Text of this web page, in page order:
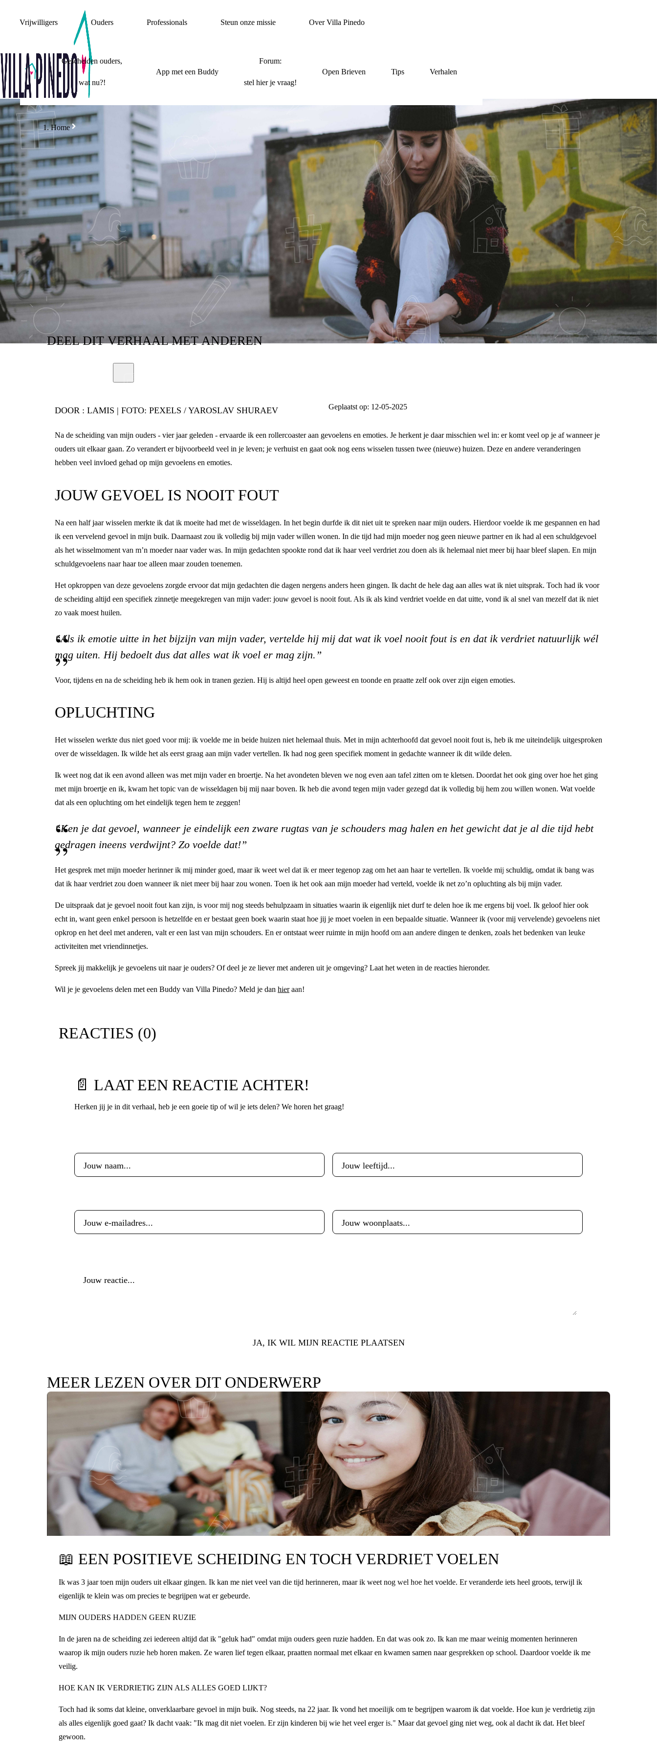
Vrijwilligers Ouders Professionals Steun onze missie Over Villa Pinedo
Gescheiden ouders,
wat nu?!
App met een Buddy
Forum:
stel hier je vraag!
Open Brieven Tips Verhalen
Home
MIJN OUDERS MIJN WOONSITUATIE
HOE THUIS PRATEN OVER GEVOELENS EEN POSITIEF
EFFECT HAD
DEELDIT VERHAALMET ANDEREN
DOOR : LAMIS | FOTO: PEXELS / YAROSLAV SHURAEV Geplaatst op: 12-05-2025
Na de scheiding van mijn ouders - vier jaar geleden - ervaarde ik een rollercoaster aan gevoelens en emoties. Je herkent je daar misschien wel in: er komt veel op je af wanneer je
ouders uit elkaar gaan. Zo verandert er bijvoorbeeld veel in je leven; je verhuist en gaat ook nog eens wisselen tussen twee (nieuwe) huizen. Deze en andere veranderingen
hebben veel invloed gehad op mijn gevoelens en emoties.
JOUW GEVOEL IS NOOIT FOUT
Na een half jaar wisselen merkte ik dat ik moeite had met de wisseldagen. In het begin durfde ik dit niet uit te spreken naar mijn ouders. Hierdoor voelde ik me gespannen en had
ik een vervelend gevoel in mijn buik. Daarnaast zou ik volledig bij mijn vader willen wonen. In die tijd had mijn moeder nog geen nieuwe partner en ik had al een schuldgevoel
als het wisselmoment van m’n moeder naar vader was. In mijn gedachten spookte rond dat ik haar veel verdriet zou doen als ik helemaal niet meer bij haar bleef slapen. En mijn
schuldgevoelens naar haar toe alleen maar zouden toenemen.
Het opkroppen van deze gevoelens zorgde ervoor dat mijn gedachten die dagen nergens anders heen gingen. Ik dacht de hele dag aan alles wat ik niet uitsprak. Toch had ik voor
de scheiding altijd een specifiek zinnetje meegekregen van mijn vader: jouw gevoel is nooit fout. Als ik als kind verdriet voelde en dat uitte, vond ik al snel van mezelf dat ik niet
zo vaak moest huilen.
“Als ik emotie uitte in het bijzijn van mijn vader, vertelde hij mij dat wat ik voel nooit fout is en dat ik verdriet natuurlijk wél
mag uiten. Hij bedoelt dus dat alles wat ik voel er mag zijn.”
Voor, tijdens en na de scheiding heb ik hem ook in tranen gezien. Hij is altijd heel open geweest en toonde en praatte zelf ook over zijn eigen emoties.
OPLUCHTING
Het wisselen werkte dus niet goed voor mij: ik voelde me in beide huizen niet helemaal thuis. Met in mijn achterhoofd dat gevoel nooit fout is, heb ik me uiteindelijk uitgesproken
over de wisseldagen. Ik wilde het als eerst graag aan mijn vader vertellen. Ik had nog geen specifiek moment in gedachte wanneer ik dit wilde delen.
Ik weet nog dat ik een avond alleen was met mijn vader en broertje. Na het avondeten bleven we nog even aan tafel zitten om te kletsen. Doordat het ook ging over hoe het ging
met mijn broertje en ik, kwam het topic van de wisseldagen bij mij naar boven. Ik heb die avond tegen mijn vader gezegd dat ik volledig bij hem zou willen wonen. Wat voelde
dat als een opluchting om het eindelijk tegen hem te zeggen!
“Ken je dat gevoel, wanneer je eindelijk een zware rugtas van je schouders mag halen en het gewicht dat je al die tijd hebt
gedragen ineens verdwijnt? Zo voelde dat!”
Het gesprek met mijn moeder herinner ik mij minder goed, maar ik weet wel dat ik er meer tegenop zag om het aan haar te vertellen. Ik voelde mij schuldig, omdat ik bang was
dat ik haar verdriet zou doen wanneer ik niet meer bij haar zou wonen. Toen ik het ook aan mijn moeder had verteld, voelde ik net zo’n opluchting als bij mijn vader.
De uitspraak dat je gevoel nooit fout kan zijn, is voor mij nog steeds behulpzaam in situaties waarin ik eigenlijk niet durf te delen hoe ik me ergens bij voel. Ik geloof hier ook
echt in, want geen enkel persoon is hetzelfde en er bestaat geen boek waarin staat hoe jij je moet voelen in een bepaalde situatie. Wanneer ik (voor mij vervelende) gevoelens niet
opkrop en het deel met anderen, valt er een last van mijn schouders. En er ontstaat weer ruimte in mijn hoofd om aan andere dingen te denken, zoals het bedenken van leuke
activiteiten met vriendinnetjes.
Spreek jij makkelijk je gevoelens uit naar je ouders? Of deel je ze liever met anderen uit je omgeving? Laat het weten in de reacties hieronder.
Wil je je gevoelens delen met een Buddy van Villa Pinedo? Meld je dan hieraan!
REACTIES (0)
📄 LAAT EEN REACTIE ACHTER!
Herken jij je in dit verhaal, heb je een goeie tip of wil je iets delen? We horen het graag!
JA, IK WIL MIJN REACTIE PLAATSEN
MEER LEZEN OVER DIT ONDERWERP
📖 EEN POSITIEVE SCHEIDING EN TOCH VERDRIET VOELEN
Ik was 3 jaar toen mijn ouders uit elkaar gingen. Ik kan me niet veel van die tijd herinneren, maar ik weet nog wel hoe het voelde. Er veranderde iets heel groots, terwijl ik
eigenlijk te klein was om precies te begrijpen wat er gebeurde.
MIJN OUDERS HADDEN GEEN RUZIE
In de jaren na de scheiding zei iedereen altijd dat ik "geluk had" omdat mijn ouders geen ruzie hadden. En dat was ook zo. Ik kan me maar weinig momenten herinneren
waarop ik mijn ouders ruzie heb horen maken. Ze waren lief tegen elkaar, praatten normaal met elkaar en kwamen samen naar gesprekken op school. Daardoor voelde ik me
veilig.
HOE KAN IK VERDRIETIG ZIJN ALS ALLES GOED LIJKT?
Toch had ik soms dat kleine, onverklaarbare gevoel in mijn buik. Nog steeds, na 22 jaar. Ik vond het moeilijk om te begrijpen waarom ik dat voelde. Hoe kun je verdrietig zijn
als alles eigenlijk goed gaat? Ik dacht vaak: "Ik mag dit niet voelen. Er zijn kinderen bij wie het veel erger is." Maar dat gevoel ging niet weg, ook al dacht ik dat. Het bleef
gewoon.